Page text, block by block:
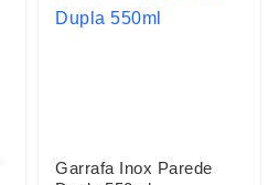
Garrafa Inox Parede